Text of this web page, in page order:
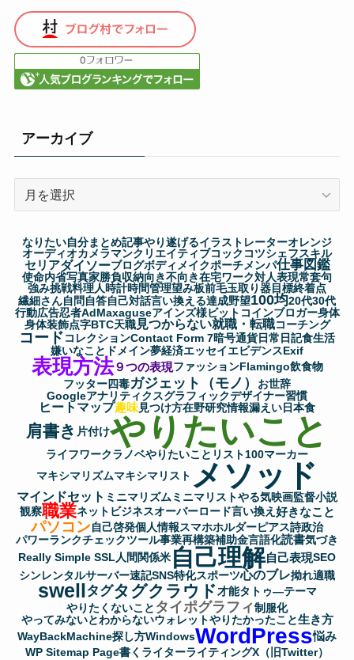
アーカイブ
イ
ブ
なりたい自分まとめ記事やり遂げるイラストレーターオレンジ
オーディオカメラマンクリエイティブコック コツシェフスキル
セリアダイソーブログボディメイクポーチメンパ仕事図鑑
使命内省写真家勝負収納向き不向き在宅ワーク対人表現常套句
強み挑戦料理人時計時間管理望み板前毛玉取り器目標終着点
繊細さん自問自答自己対話言い換える達成野望100均20代30代
行動広告忍者AdMaxaguseアインズ様ビットコインブロガー身体
身体装飾点字BTC天職見つからない就職・転職コーチング
コードコレクションContact Form 7暗号通貨日常 日記食生活
嫌いなこと ドメイン夢経済エッセイエビデンスExif
表現方法９つの表現ファッションFlamingo飲食物
フッター四毒ガジェット（モノ）
お世辞
Googleアナリティクスグラフィックデザイナー習慣
ヒートマップ趣味見つけ方在野研究情報漏えい日本食
肩書き 片付けやりたいこと
ライフワークラノベやりたいことリスト100マーカー
マキシマリズムマキシマリスト メソッド
マインドセット ミニマリズム ミニマリストやる気映画監督小説
観察職業ネットビジネスオーバーロード言い換え 好きなこと
パソコン自己啓発個人情報スマホホルダーピアス詩政治
パワーランクチェックツール事業再構築補助金言語化読書気づき
Really Simple SSL 人間関係米 自己理解自己表現SEO
シンレンタルサーバー速記SNS特化スポーツ心のブレ拗れ適職
swellタグタグクラウド才能タトゥ―テーマ
やりたくないこと タイポグラフィ制服化
やってみないとわからないウォレットやりたかったこと生き方
WayBackMachine探し方WindowsWordPress悩み
WP Sitemap Page書く ライターライティングX（旧Twitter）